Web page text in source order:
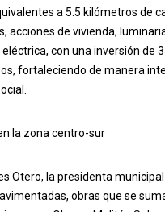
a 5.5 kilómetros de
acciones de vivienda,
con una inversión de
fortaleciendo de manera
la zona centro-sur
Otero, la presidenta
obras que se